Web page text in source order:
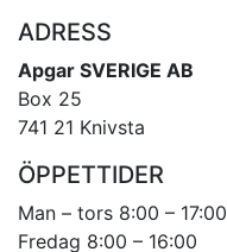
ADRESS
Apgar SVERIGE AB
Box 25
741 21 Knivsta
ÖPPETTIDER
Man – tors 8:00 – 17:00
Fredag 8:00 – 16:00